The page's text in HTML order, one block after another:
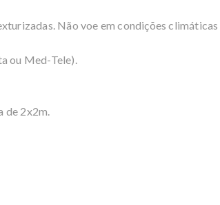
Não voe em condições climáticas
ou Med-Tele).
de 2x2m.